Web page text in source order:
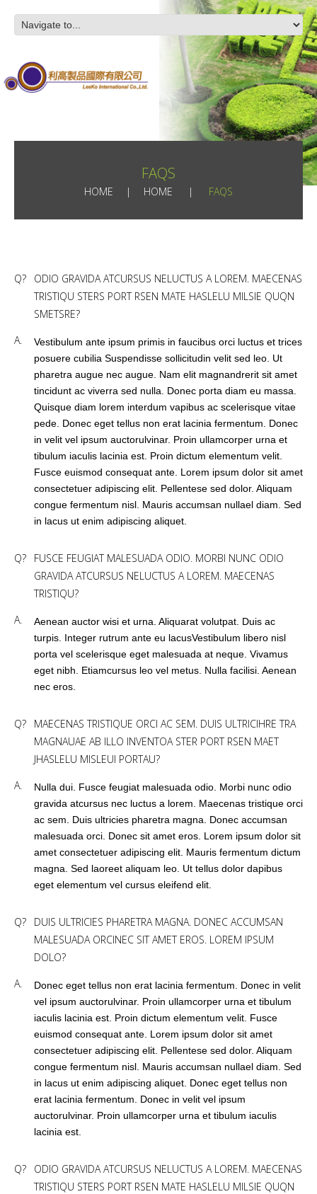
FAQS
HOME HOME FAQS
Q?
ODIO GRAVIDA ATCURSUS NELUCTUS A LOREM. MAECENAS
TRISTIQU STERS PORT RSEN MATE HASLELU MILSIE QUQN
SMETSRE?
A.
Vestibulum ante ipsum primis in faucibus orci luctus et trices
posuere cubilia Suspendisse sollicitudin velit sed leo. Ut
pharetra augue nec augue. Nam elit magnandrerit sit amet
tincidunt ac viverra sed nulla. Donec porta diam eu massa.
Quisque diam lorem interdum vapibus ac scelerisque vitae
pede. Donec eget tellus non erat lacinia fermentum. Donec
in velit vel ipsum auctorulvinar. Proin ullamcorper urna et
tibulum iaculis lacinia est. Proin dictum elementum velit.
Fusce euismod consequat ante. Lorem ipsum dolor sit amet
consectetuer adipiscing elit. Pellentese sed dolor. Aliquam
congue fermentum nisl. Mauris accumsan nullael diam. Sed
in lacus ut enim adipiscing aliquet.
Q?
FUSCE FEUGIAT MALESUADA ODIO. MORBI NUNC ODIO
GRAVIDA ATCURSUS NELUCTUS A LOREM. MAECENAS
TRISTIQU?
A.
Aenean auctor wisi et urna. Aliquarat volutpat. Duis ac
turpis. Integer rutrum ante eu lacusVestibulum libero nisl
porta vel scelerisque eget malesuada at neque. Vivamus
eget nibh. Etiamcursus leo vel metus. Nulla facilisi. Aenean
nec eros.
Q?
MAECENAS TRISTIQUE ORCI AC SEM. DUIS ULTRICIHRE TRA
MAGNAUAE AB ILLO INVENTOA STER PORT RSEN MAET
JHASLELU MISLEUI PORTAU?
A.
Nulla dui. Fusce feugiat malesuada odio. Morbi nunc odio
gravida atcursus nec luctus a lorem. Maecenas tristique orci
ac sem. Duis ultricies pharetra magna. Donec accumsan
malesuada orci. Donec sit amet eros. Lorem ipsum dolor sit
amet consectetuer adipiscing elit. Mauris fermentum dictum
magna. Sed laoreet aliquam leo. Ut tellus dolor dapibus
eget elementum vel cursus eleifend elit.
Q?
DUIS ULTRICIES PHARETRA MAGNA. DONEC ACCUMSAN
MALESUADA ORCINEC SIT AMET EROS. LOREM IPSUM
DOLO?
A.
Donec eget tellus non erat lacinia fermentum. Donec in velit
vel ipsum auctorulvinar. Proin ullamcorper urna et tibulum
iaculis lacinia est. Proin dictum elementum velit. Fusce
euismod consequat ante. Lorem ipsum dolor sit amet
consectetuer adipiscing elit. Pellentese sed dolor. Aliquam
congue fermentum nisl. Mauris accumsan nullael diam. Sed
in lacus ut enim adipiscing aliquet. Donec eget tellus non
erat lacinia fermentum. Donec in velit vel ipsum
auctorulvinar. Proin ullamcorper urna et tibulum iaculis
lacinia est.
Q?
ODIO GRAVIDA ATCURSUS NELUCTUS A LOREM. MAECENAS
TRISTIQU STERS PORT RSEN MATE HASLELU MILSIE QUQN